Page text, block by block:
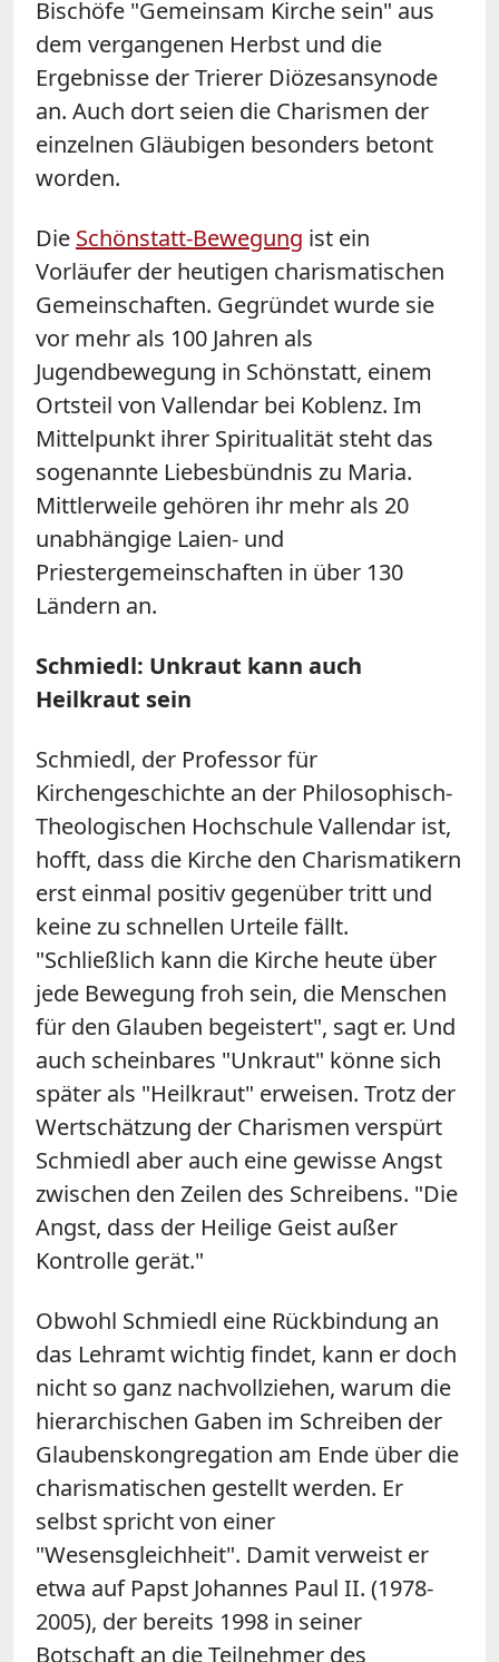
Bischöfe "Gemeinsam Kirche sein" aus
dem vergangenen Herbst und die
Ergebnisse der Trierer Diözesansynode
an. Auch dort seien die Charismen der
einzelnen Gläubigen besonders betont
worden.
Die Schönstatt-Bewegung ist ein
Vorläufer der heutigen charismatischen
Gemeinschaften. Gegründet wurde sie
vor mehr als 100 Jahren als
Jugendbewegung in Schönstatt, einem
Ortsteil von Vallendar bei Koblenz. Im
Mittelpunkt ihrer Spiritualität steht das
sogenannte Liebesbündnis zu Maria.
Mittlerweile gehören ihr mehr als 20
unabhängige Laien- und
Priestergemeinschaften in über 130
Ländern an.
Schmiedl: Unkraut kann auch
Heilkraut sein
Schmiedl, der Professor für
Kirchengeschichte an der Philosophisch-
Theologischen Hochschule Vallendar ist,
hofft, dass die Kirche den Charismatikern
erst einmal positiv gegenüber tritt und
keine zu schnellen Urteile fällt.
"Schließlich kann die Kirche heute über
jede Bewegung froh sein, die Menschen
für den Glauben begeistert", sagt er. Und
auch scheinbares "Unkraut" könne sich
später als "Heilkraut" erweisen. Trotz der
Wertschätzung der Charismen verspürt
Schmiedl aber auch eine gewisse Angst
zwischen den Zeilen des Schreibens. "Die
Angst, dass der Heilige Geist außer
Kontrolle gerät."
Obwohl Schmiedl eine Rückbindung an
das Lehramt wichtig findet, kann er doch
nicht so ganz nachvollziehen, warum die
hierarchischen Gaben im Schreiben der
Glaubenskongregation am Ende über die
charismatischen gestellt werden. Er
selbst spricht von einer
"Wesensgleichheit". Damit verweist er
etwa auf Papst Johannes Paul II. (1978-
2005), der bereits 1998 in seiner
Botschaft an die Teilnehmer des